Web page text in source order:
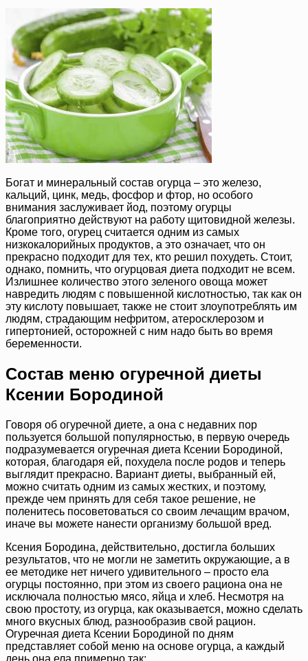
Богат и минеральный состав огурца – это железо,
кальций, цинк, медь, фосфор и фтор, но особого
внимания заслуживает йод, поэтому огурцы
благоприятно действуют на работу щитовидной железы.
Кроме того, огурец считается одним из самых
низкокалорийных продуктов, а это означает, что он
прекрасно подходит для тех, кто решил похудеть. Стоит,
однако, помнить, что огурцовая диета подходит не всем.
Излишнее количество этого зеленого овоща может
навредить людям с повышенной кислотностью, так как он
эту кислоту повышает, также не стоит злоупотреблять им
людям, страдающим нефритом, атеросклерозом и
гипертонией, осторожней с ним надо быть во время
беременности.
Состав меню огуречной диеты
Ксении Бородиной
Говоря об огуречной диете, а она с недавних пор
пользуется большой популярностью, в первую очередь
подразумевается огуречная диета Ксении Бородиной,
которая, благодаря ей, похудела после родов и теперь
выглядит прекрасно. Вариант диеты, выбранный ей,
можно считать одним из самых жестких, и поэтому,
прежде чем принять для себя такое решение, не
поленитесь посоветоваться со своим лечащим врачом,
иначе вы можете нанести организму большой вред.
Ксения Бородина, действительно, достигла больших
результатов, что не могли не заметить окружающие, а в
ее методике нет ничего удивительного – просто ела
огурцы постоянно, при этом из своего рациона она не
исключала полностью мясо, яйца и хлеб. Несмотря на
свою простоту, из огурца, как оказывается, можно сделать
много вкусных блюд, разнообразив свой рацион.
Огуречная диета Ксении Бородиной по дням
представляет собой меню на основе огурца, а каждый
день она ела примерно так: